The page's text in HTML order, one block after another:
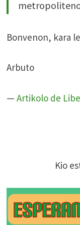
Bonvenon, kara
Arbuto
— Artikolo de
Kio